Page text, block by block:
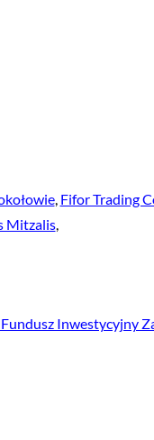
, Fifor Trading
Mitzalis,
Inwestycyjny